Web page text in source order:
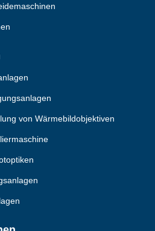
von Wärmebildobjektiven